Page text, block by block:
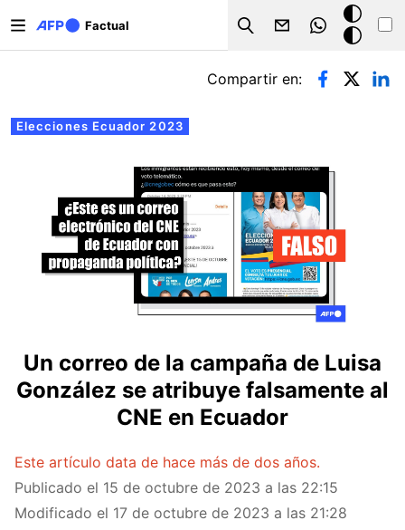
Factual
Search
Modo
oscuro
Solapas principales
Elecciones Ecuador 2023
Compartir en:
Un correo de la campaña de Luisa
González se atribuye falsamente al
CNE en Ecuador
Este artículo data de hace más de dos años.
Publicado el 15 de octubre de 2023 a las 22:15
Modificado el 17 de octubre de 2023 a las 21:28